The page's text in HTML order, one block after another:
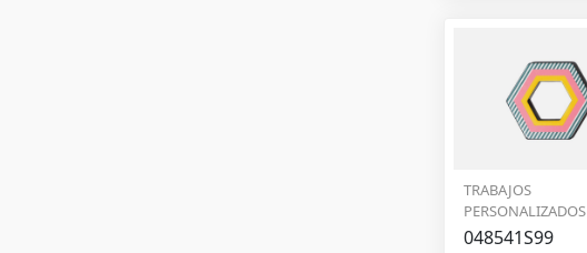
TRABAJOS
PERSONALIZADOS
048541S99